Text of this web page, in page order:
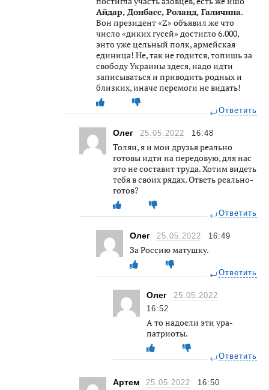
Айдар, Донбасс, Роланд, Галичина.
Вон президент «Z» объявил же что
число «диких гусей» достигло 6.000,
энто уже цельный полк, армейская
единица! Не, так не годится, топишь за
свободу Украины здеся, надо идти
записываться и приводить родных и
близких, иначе перемоги не видать!
Ответить
Олег 25.05.2022 16:48
Толян, я и мои друзья реально
готовы идти на передовую, для нас
это не составит труда. Хотим видеть
тебя в своих рядах. Ответь реально-
готов?
Ответить
Олег 25.05.2022 16:49
За Россию матушку.
Ответить
Олег
25.05.2022
16:52
А то надоели эти ура-
патриоты.
Ответить
Артем 25.05.2022 16:50